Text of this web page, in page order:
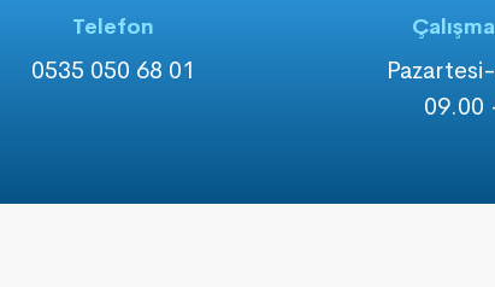
Telefon
0535 050 68 01
09.00